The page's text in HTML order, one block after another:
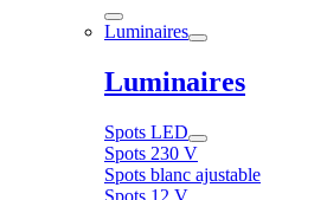
Luminaires
Luminaires
Spots LED
Spots 230 V
Spots blanc ajustable
Spots 12 V